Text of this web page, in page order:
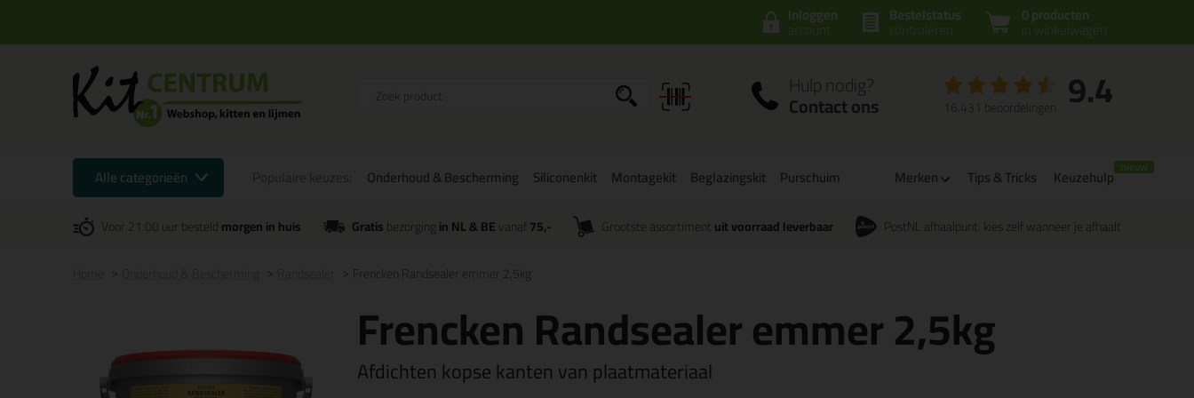
0 producten
in winkelwagen
Bestelstatus
controleren
Inloggen
account
Hulp nodig?
Contact ons 9.4
16.431 beoordelingen
Alle categorieën Onderhoud & Bescherming Siliconenkit Montagekit Beglazingskit Purschuim Merken Tips & Tricks Keuzehulp
Voor 21:00 uur besteldmorgen in huis Gratisbezorgingin NL & BEvanaf 75,- Grootste assortiment uit voorraad leverbaar PostNL afhaalpunt: kies zelf wanneer je afhaalt
Frencken Randsealer emmer 2,5kg
Frencken Randsealer emmer 2,5kg
Afdichten kopse kanten van plaatmateriaal